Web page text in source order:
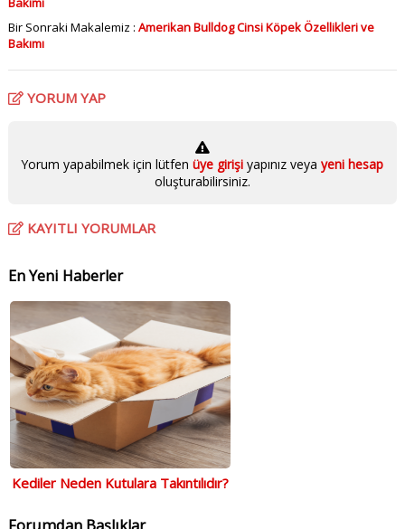
Bir Sonraki Makalemiz : Amerikan Bulldog Cinsi Köpek Özellikleri ve
Bakımı
YORUM YAP
Yorum yapabilmek için lütfenüye girişiyapınız veya yeni hesap
oluşturabilirsiniz.
KAYITLI YORUMLAR
En Yeni Haberler
Kediler Neden Kutulara Takıntılıdır?